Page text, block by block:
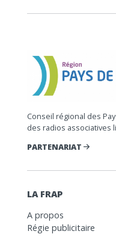
Conseil régional des
des radios associatives
PARTENARIAT
LA FRAP
A propos
Régie publicitaire